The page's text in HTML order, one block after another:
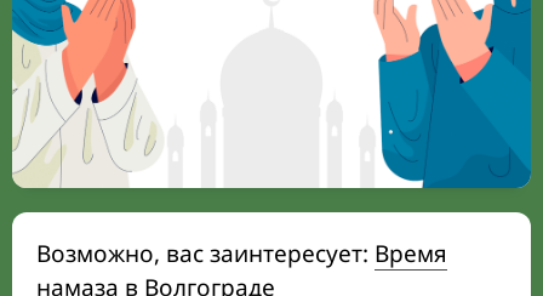
Возможно, вас заинтересует: Время
намаза в Волгограде